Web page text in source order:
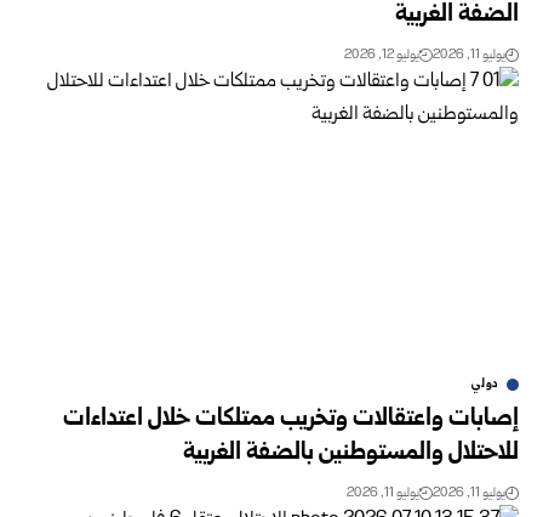
الضفة الغربية
يوليو 11, 2026 يوليو 12, 2026
دولي
إصابات واعتقالات وتخريب ممتلكات خلال اعتداءات
للاحتلال والمستوطنين بالضفة الغربية
يوليو 11, 2026 يوليو 11, 2026